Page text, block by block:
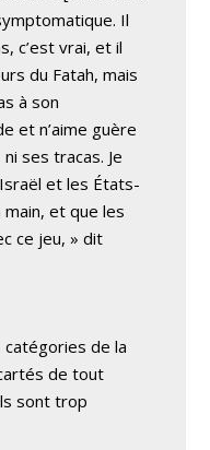
Il
c’est vrai, et il
du Fatah, mais
à son
et n’aime guère
ses tracas. Je
et les États-
et que les
ce jeu, » dit
catégories de la
de tout
sont trop